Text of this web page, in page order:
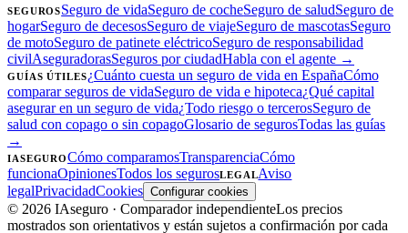
SEGUROSSeguro de vidaSeguro de cocheSeguro de saludSeguro de
hogarSeguro de decesosSeguro de viajeSeguro de mascotasSeguro
de motoSeguro de patinete eléctricoSeguro de responsabilidad
civilAseguradorasSeguros por ciudadHabla con el agente →
GUÍAS ÚTILES¿Cuánto cuesta un seguro de vida en EspañaCómo
comparar seguros de vidaSeguro de vida e hipoteca¿Qué capital
asegurar en un seguro de vida¿Todo riesgo o tercerosSeguro de
salud con copago o sin copagoGlosario de segurosTodas las guías
→
IASEGUROCómo comparamosTransparenciaCómo
funcionaOpinionesTodos los segurosLEGALAviso
legalPrivacidadCookies Configurar cookies
© 2026 IAseguro · Comparador independienteLos precios
mostrados son orientativos y están sujetos a confirmación por cada